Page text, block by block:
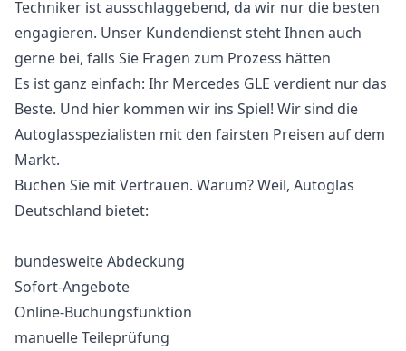
Techniker ist ausschlaggebend, da wir nur die besten
engagieren. Unser Kundendienst steht Ihnen auch
gerne bei, falls Sie Fragen zum Prozess hätten
Es ist ganz einfach: Ihr Mercedes GLE verdient nur das
Beste. Und hier kommen wir ins Spiel! Wir sind die
Autoglasspezialisten mit den fairsten Preisen auf dem
Markt.
Buchen Sie mit Vertrauen. Warum? Weil, Autoglas
Deutschland bietet:
bundesweite Abdeckung
Sofort-Angebote
Online-Buchungsfunktion
manuelle Teileprüfung